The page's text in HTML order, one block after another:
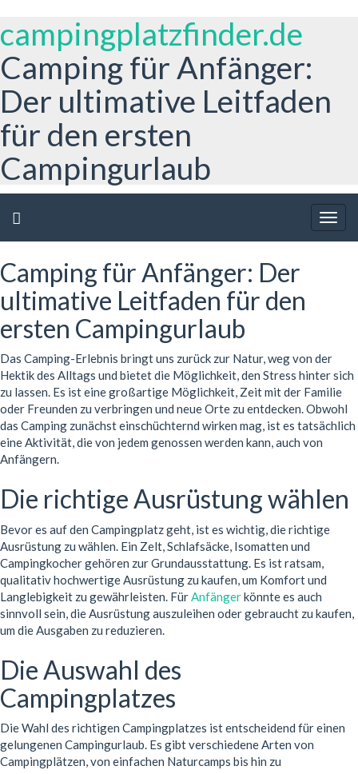
campingplatzfinder.de
Camping für Anfänger:
Der ultimative Leitfaden
für den ersten
Campingurlaub
Camping für Anfänger: Der
ultimative Leitfaden für den
ersten Campingurlaub
Das Camping-Erlebnis bringt uns zurück zur Natur, weg von der
Hektik des Alltags und bietet die Möglichkeit, den Stress hinter sich
zu lassen. Es ist eine großartige Möglichkeit, Zeit mit der Familie
oder Freunden zu verbringen und neue Orte zu entdecken. Obwohl
das Camping zunächst einschüchternd wirken mag, ist es tatsächlich
eine Aktivität, die von jedem genossen werden kann, auch von
Anfängern.
Die richtige Ausrüstung wählen
Bevor es auf den Campingplatz geht, ist es wichtig, die richtige
Ausrüstung zu wählen. Ein Zelt, Schlafsäcke, Isomatten und
Campingkocher gehören zur Grundausstattung. Es ist ratsam,
qualitativ hochwertige Ausrüstung zu kaufen, um Komfort und
Langlebigkeit zu gewährleisten. Für Anfängerkönnte es auch
sinnvoll sein, die Ausrüstung auszuleihen oder gebraucht zu kaufen,
um die Ausgaben zu reduzieren.
Die Auswahl des
Campingplatzes
Die Wahl des richtigen Campingplatzes ist entscheidend für einen
gelungenen Campingurlaub. Es gibt verschiedene Arten von
Campingplätzen, von einfachen Naturcamps bis hin zu